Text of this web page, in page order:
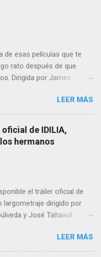
de esas películas que te
rato después de que
Dirigida por James
en los juicios de
Guerra Mundial ,
eventos judiciales.
lente en la batalla mental
y uno de
LEER MÁS
de IDILIA,
hermanos
el tráiler oficial de
largometraje dirigido por
y José Taltavull
. Tras un destacado
nacionales e
LEER MÁS